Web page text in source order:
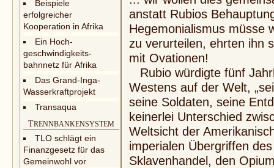
Beispiele
erfolgreicher
Kooperation in Afrika
Ein Hoch­
geschwindigkeits­
bahnnetz für Afrika
Das Grand-Inga-
Wasserkraftprojekt
Transaqua
TRENNBANKENSYSTEM
TLO schlägt ein
Finanzgesetz für das
Gemeinwohl vor
anstatt Rubios
Hegemonialismus müsse
zu verurteilen, ehrten ihn
mit Ovationen!
Rubio würdigte fünf
Westens auf der Welt,
seine Soldaten, seine
keinerlei Unterschied
Weltsicht der
imperialen Übergriffen
Sklavenhandel, den